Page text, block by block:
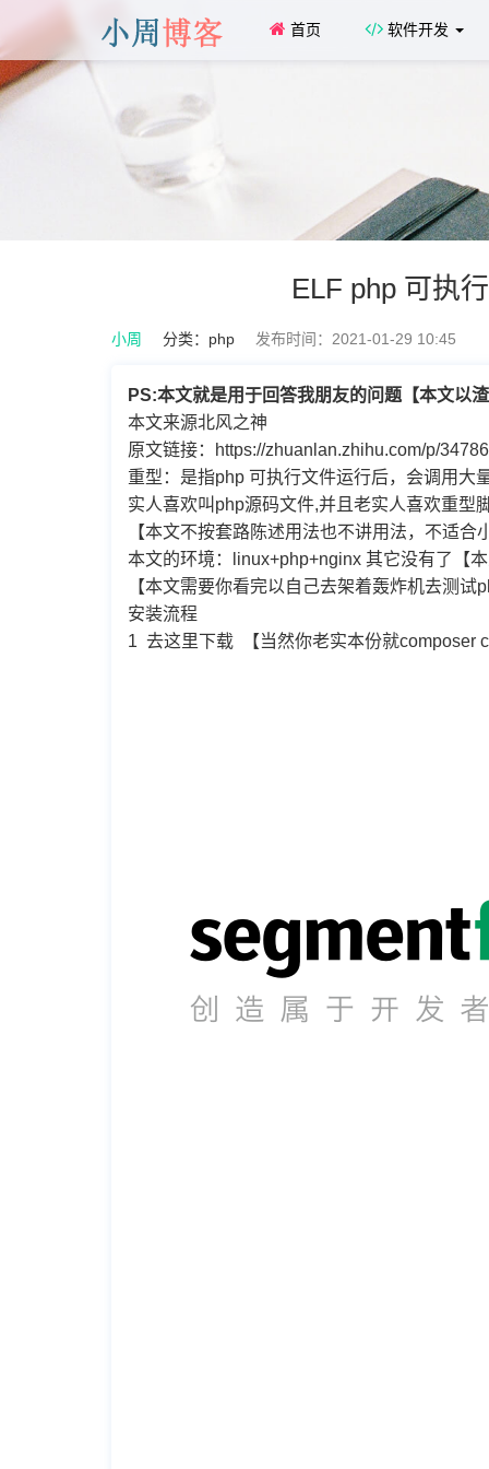
首页 软件开发
ELF php 可执
小周 分类： php 发布时间：2021-01-29 10:45
PS:本文就是用于回答我朋友的问题【本文以
本文来源北风之神
原文链接：https://zhuanlan.zhihu.com/p/
重型：是指php 可执行文件运行后，会调用大
实人喜欢叫php源码文件,并且老实人喜欢重型
【本文不按套路陈述用法也不讲用法，不适
本文的环境：linux+php+nginx 其它没有了【
【本文需要你看完以自己去架着轰炸机去测试
安装流程
1 去这里下载 【当然你老实本份就composer